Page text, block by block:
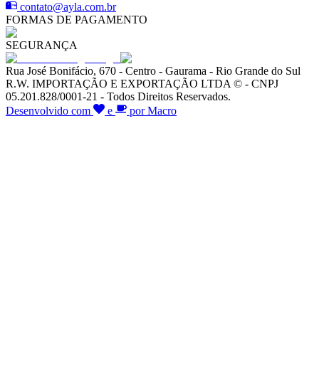
contato@ayla.com.br
FORMAS DE PAGAMENTO
SEGURANÇA
Rua José Bonifácio, 670 - Centro - Gaurama - Rio Grande do Sul
R.W. IMPORTAÇÃO E EXPORTAÇÃO LTDA © - CNPJ
05.201.828/0001-21 - Todos Direitos Reservados.
Desenvolvido com
e por Macro